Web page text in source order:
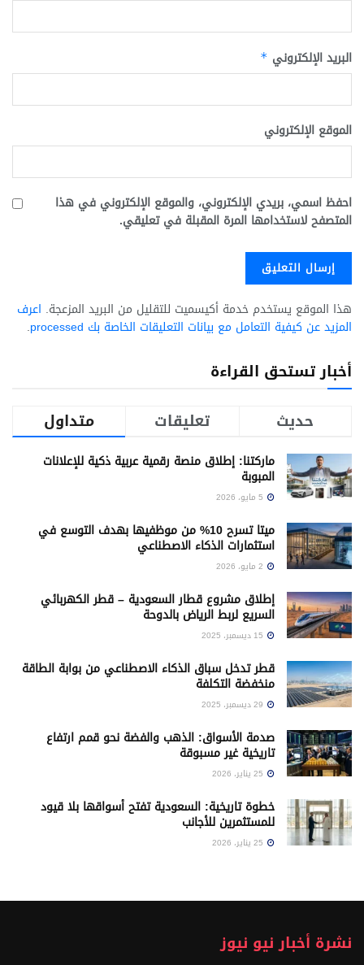
البريد الإلكتروني *
الموقع الإلكتروني
احفظ اسمي، بريدي الإلكتروني، والموقع الإلكتروني في هذا
المتصفح لاستخدامها المرة المقبلة في تعليقي.
هذا الموقع يستخدم خدمة أكيسميت للتقليل من البريد المزعجة. اعرف
المزيد عن كيفية التعامل مع بيانات التعليقات الخاصة بك processed
.
أخبار تستحق القراءة
متداول
تعليقات حديث
ماركتنا: إطلاق منصة رقمية عربية ذكية للإعلانات
المبوبة
ميتا تسرح 10% من موظفيها بهدف التوسع في
استثمارات الذكاء الاصطناعي
إطلاق مشروع قطار السعودية – قطر الكهربائي
السريع لربط الرياض بالدوحة
قطر تدخل سباق الذكاء الاصطناعي من بوابة الطاقة
منخفضة التكلفة
صدمة الأسواق: الذهب والفضة نحو قمم ارتفاع
تاريخية غير مسبوقة
خطوة تاريخية: السعودية تفتح أسواقها بلا قيود
للمستثمرين للأجانب
نشرة أخبار نيو نيوز